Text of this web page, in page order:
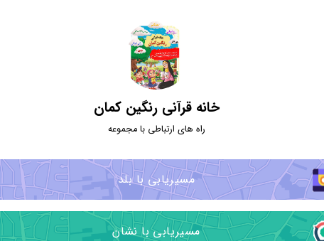
خانه قرآنی رنگین کمان
راه های ارتباطی با مجموعه
مسیریابی با بلد
مسیریابی با نشان